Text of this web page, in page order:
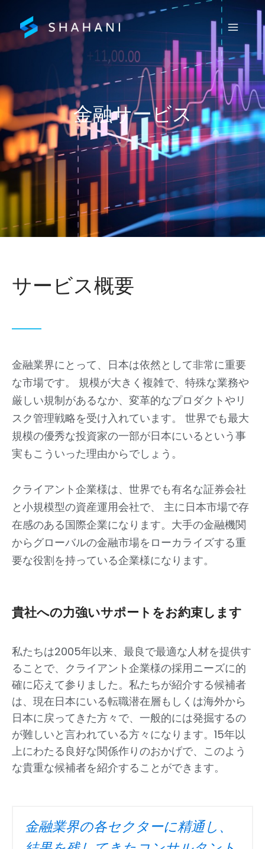
キ
金融サービス
サービス概要
金融業界にとって、日本は依然として非常に重要
な市場です。 規模が大きく複雑で、特殊な業務や
厳しい規制があるなか、変革的なプロダクトやリ
スク管理戦略を受け入れています。 世界でも最大
規模の優秀な投資家の一部が日本にいるという事
実もこういった理由からでしょう。
クライアント企業様は、世界でも有名な証券会社
と小規模型の資産運用会社で、 主に日本市場で存
在感のある国際企業になります。大手の金融機関
からグローバルの金融市場をローカライズする重
要な役割を持っている企業様になります。
貴社への力強いサポートをお約束します
私たちは2005年以来、最良で最適な人材を提供す
ることで、クライアント企業様の採用ニーズに的
確に応えて参りました。私たちが紹介する候補者
は、現在日本にいる転職潜在層もしくは海外から
日本に戻ってきた方々で、一般的には発掘するの
が難しいと言われている方々になります。15年以
上にわたる良好な関係作りのおかげで、このよう
な貴重な候補者を紹介することができます。
金融業界の各セクターに精通し、